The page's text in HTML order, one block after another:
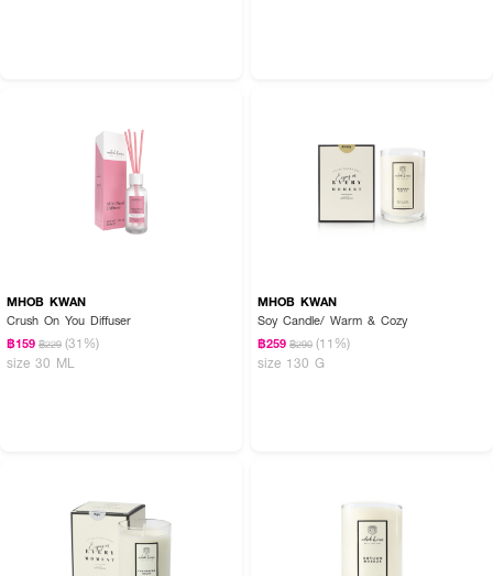
• ไม่ควรเปิดเครื่องกรอง หรือเครื่องดูดอากาศ ในขณะที่ใช้งานเทียนหอม
เนื่องจากจะทำให้ประสิทธิภาพในการกระจายกลิ่นลดล
MHOB KWAN
Crush On You Diffuser
฿159 ฿229 (31%)
size 30 ML
MHOB KWAN
Soy Candle/ Warm & Cozy
฿259 ฿290 (11%)
size 130 G